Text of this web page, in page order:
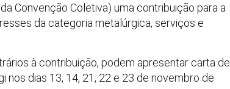
Convenção Coletiva) uma contribuição para a
da categoria metalúrgica, serviços e
à contribuição, podem apresentar carta de
nos dias 13, 14, 21, 22 e 23 de novembro de